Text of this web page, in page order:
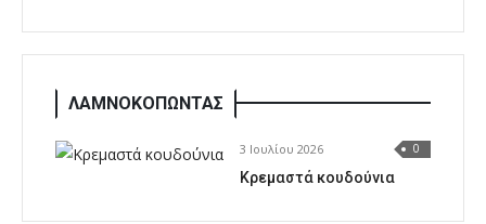
ΛΑΜΝΟΚΟΠΩΝΤΑΣ
3 Ιουλίου 2026 0
Κρεμαστά κουδούνια